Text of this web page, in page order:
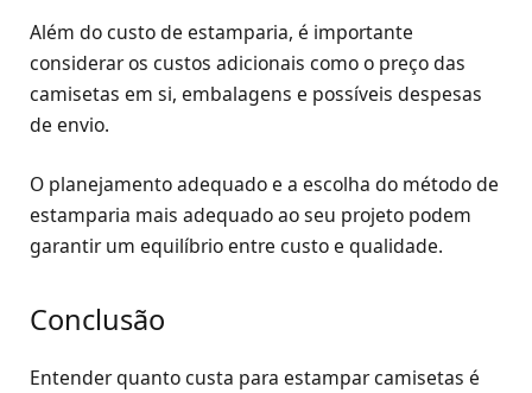
Além do custo de estamparia, é importante
considerar os custos adicionais como o preço das
camisetas em si, embalagens e possíveis despesas
de envio.
O planejamento adequado e a escolha do método de
estamparia mais adequado ao seu projeto podem
garantir um equilíbrio entre custo e qualidade.
Conclusão
Entender quanto custa para estampar camisetas é